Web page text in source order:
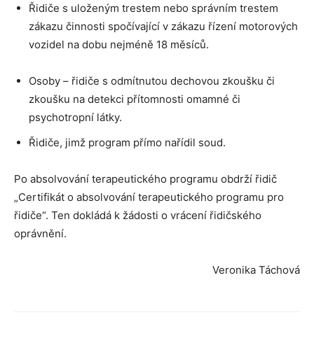
Řidiče s uloženým trestem nebo správním trestem
zákazu činnosti spočívající v zákazu řízení motorových
vozidel na dobu nejméně 18 měsíců.
Osoby – řidiče s odmítnutou dechovou zkoušku či
zkoušku na detekci přítomnosti omamné či
psychotropní látky.
Řidiče, jimž program přímo nařídil soud.
Po absolvování terapeutického programu obdrží řidič
„Certifikát o absolvování terapeutického programu pro
řidiče“. Ten dokládá k žádosti o vrácení řidičského
oprávnění.
Veronika Táchová